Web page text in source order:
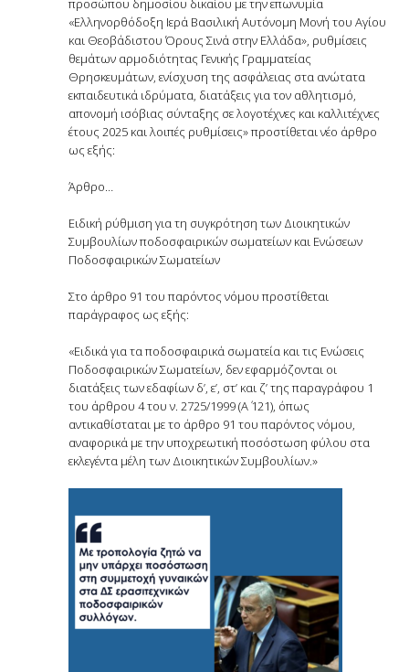
προσώπου δημοσίου δικαίου με την επωνυμία
«Ελληνορθόδοξη Ιερά Βασιλική Αυτόνομη Μονή του Αγίου
και Θεοβάδιστου Όρους Σινά στην Ελλάδα», ρυθμίσεις
θεμάτων αρμοδιότητας Γενικής Γραμματείας
Θρησκευμάτων, ενίσχυση της ασφάλειας στα ανώτατα
εκπαιδευτικά ιδρύματα, διατάξεις για τον αθλητισμό,
απονομή ισόβιας σύνταξης σε λογοτέχνες και καλλιτέχνες
έτους 2025 και λοιπές ρυθμίσεις» προστίθεται νέο άρθρο
ως εξής:
Άρθρο…
Ειδική ρύθμιση για τη συγκρότηση των Διοικητικών
Συμβουλίων ποδοσφαιρικών σωματείων και Ενώσεων
Ποδοσφαιρικών Σωματείων
Στο άρθρο 91 του παρόντος νόμου προστίθεται
παράγραφος ως εξής:
«Ειδικά για τα ποδοσφαιρικά σωματεία και τις Ενώσεις
Ποδοσφαιρικών Σωματείων, δεν εφαρμόζονται οι
διατάξεις των εδαφίων δ’, ε’, στ’ και ζ’ της παραγράφου 1
του άρθρου 4 του ν. 2725/1999 (Α΄ 121), όπως
αντικαθίσταται με το άρθρο 91 του παρόντος νόμου,
αναφορικά με την υποχρεωτική ποσόστωση φύλου στα
εκλεγέντα μέλη των Διοικητικών Συμβουλίων.»